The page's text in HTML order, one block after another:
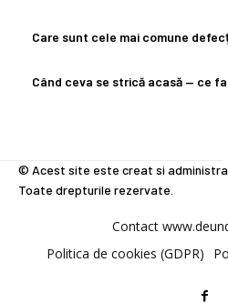
Care sunt cele mai comune
Când ceva se strică acasă — ce
© Acest site este creat si
Toate drepturile rezervate.
Contact
Politica de cookies (GDPR)